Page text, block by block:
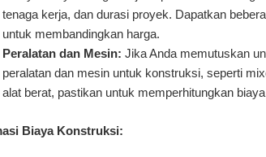
tenaga kerja, dan durasi proyek. Dapatkan
untuk membandingkan harga.
Peralatan dan Mesin: Jika Anda memutuskan
peralatan dan mesin untuk konstruksi, seperti
alat berat, pastikan untuk memperhitungkan
Biaya Konstruksi: